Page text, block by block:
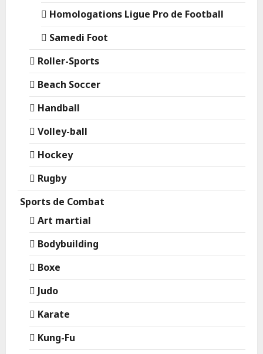
Homologations Ligue Pro de Football
Samedi Foot
Roller-Sports
Beach Soccer
Handball
Volley-ball
Hockey
Rugby
Sports de Combat
Art martial
Bodybuilding
Boxe
Judo
Karate
Kung-Fu